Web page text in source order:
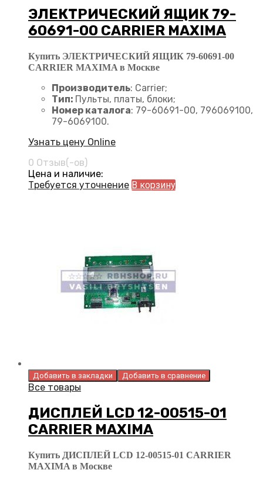
ЭЛЕКТРИЧЕСКИЙ ЯЩИК 79-
60691-00 CARRIER MAXIMA
Купить ЭЛЕКТРИЧЕСКИЙ ЯЩИК 79-60691-00
CARRIER MAXIMA в Москве
Производитель: Carrier;
Тип: Пульты, платы, блоки;
Номер каталога: 79-60691-00, 796069100,
79-6069100.
Узнать цену Online
0 Отзыв(-ов)
Цена и наличие:
Требуется уточнение В корзину
Добавить в закладки Добавить в сравнение
Все товары
ДИСПЛЕЙ LCD 12-00515-01
CARRIER MAXIMA
Купить ДИСПЛЕЙ LCD 12-00515-01 CARRIER
MAXIMA в Москве